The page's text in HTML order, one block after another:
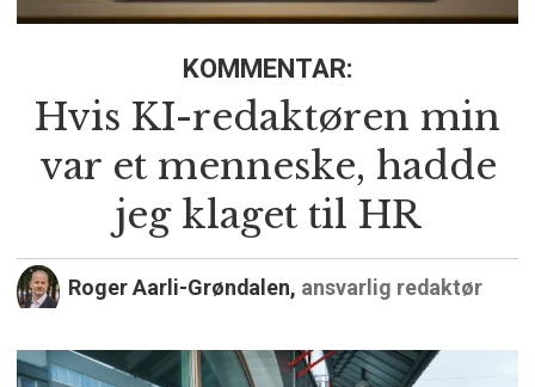
KOMMENTAR:
Hvis KI-redaktøren min
var et menneske, hadde
jeg klaget til HR
Roger Aarli-Grøndalen, ansvarlig redaktør